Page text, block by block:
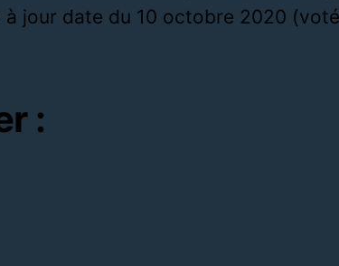
à jour date du 10 octobre 2020
: